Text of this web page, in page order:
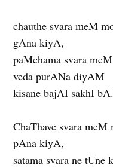
chauthe svara meM
gAna kiyA,
paMchama svara
veda purANa diyAM
kisane bajAI sakhI
ChaThave svara
pAna kiyA,
satama svara ne